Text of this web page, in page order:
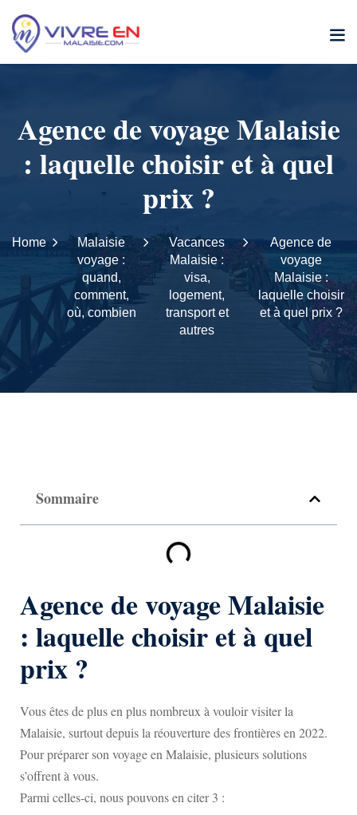
Agence de voyage Malaisie
: laquelle choisir et à quel
prix ?
Home
Malaisie
voyage :
quand,
comment,
où, combien
Vacances
Malaisie :
visa,
logement,
transport et
autres
Agence de
voyage
Malaisie :
laquelle choisir
et à quel prix ?
Sommaire
Agence de voyage Malaisie
: laquelle choisir et à quel
prix ?
Vous êtes de plus en plus nombreux à vouloir visiter la
Malaisie, surtout depuis la réouverture des frontières en 2022.
Pour préparer son voyage en Malaisie, plusieurs solutions
s’offrent à vous.
Parmi celles-ci, nous pouvons en citer 3 :